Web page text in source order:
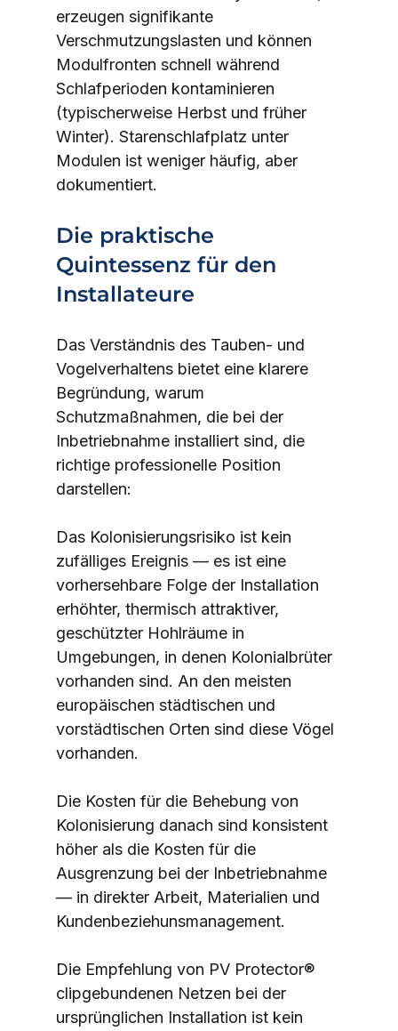
erzeugen signifikante
Verschmutzungslasten und können
Modulfronten schnell während
Schlafperioden kontaminieren
(typischerweise Herbst und früher
Winter). Starenschlafplatz unter
Modulen ist weniger häufig, aber
dokumentiert.
Die praktische
Quintessenz für den
Installateure
Das Verständnis des Tauben- und
Vogelverhaltens bietet eine klarere
Begründung, warum
Schutzmaßnahmen, die bei der
Inbetriebnahme installiert sind, die
richtige professionelle Position
darstellen:
Das Kolonisierungsrisiko ist kein
zufälliges Ereignis — es ist eine
vorhersehbare Folge der Installation
erhöhter, thermisch attraktiver,
geschützter Hohlräume in
Umgebungen, in denen Kolonialbrüter
vorhanden sind. An den meisten
europäischen städtischen und
vorstädtischen Orten sind diese Vögel
vorhanden.
Die Kosten für die Behebung von
Kolonisierung danach sind konsistent
höher als die Kosten für die
Ausgrenzung bei der Inbetriebnahme
— in direkter Arbeit, Materialien und
Kundenbeziehunsmanagement.
Die Empfehlung von PV Protector®
clipgebundenen Netzen bei der
ursprünglichen Installation ist kein